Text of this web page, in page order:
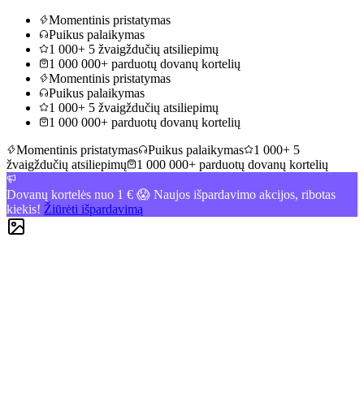
Momentinis pristatymas
Puikus palaikymas
1 000+ 5 žvaigždučių atsiliepimų
1 000 000+ parduotų dovanų kortelių
Momentinis pristatymas
Puikus palaikymas
1 000+ 5 žvaigždučių atsiliepimų
1 000 000+ parduotų dovanų kortelių
Momentinis pristatymas
Puikus palaikymas
1 000+ 5
žvaigždučių atsiliepimų
1 000 000+ parduotų dovanų kortelių
Dovanų kortelės nuo 1 € 😱 Naujos išpardavimo akcijos, ribotas
kiekis! Žiūrėti išpardavimą